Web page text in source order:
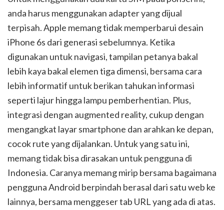
anda harus menggunakan adapter yang dijual
terpisah. Apple memang tidak memperbarui desain
iPhone 6s dari generasi sebelumnya. Ketika
digunakan untuk navigasi, tampilan petanya bakal
lebih kaya bakal elemen tiga dimensi, bersama cara
lebih informatif untuk berikan tahukan informasi
seperti lajur hingga lampu pemberhentian. Plus,
integrasi dengan augmented reality, cukup dengan
mengangkat layar smartphone dan arahkan ke depan,
cocok rute yang dijalankan. Untuk yang satu ini,
memang tidak bisa dirasakan untuk pengguna di
Indonesia. Caranya memang mirip bersama bagaimana
pengguna Android berpindah berasal dari satu web ke
lainnya, bersama menggeser tab URL yang ada di atas.